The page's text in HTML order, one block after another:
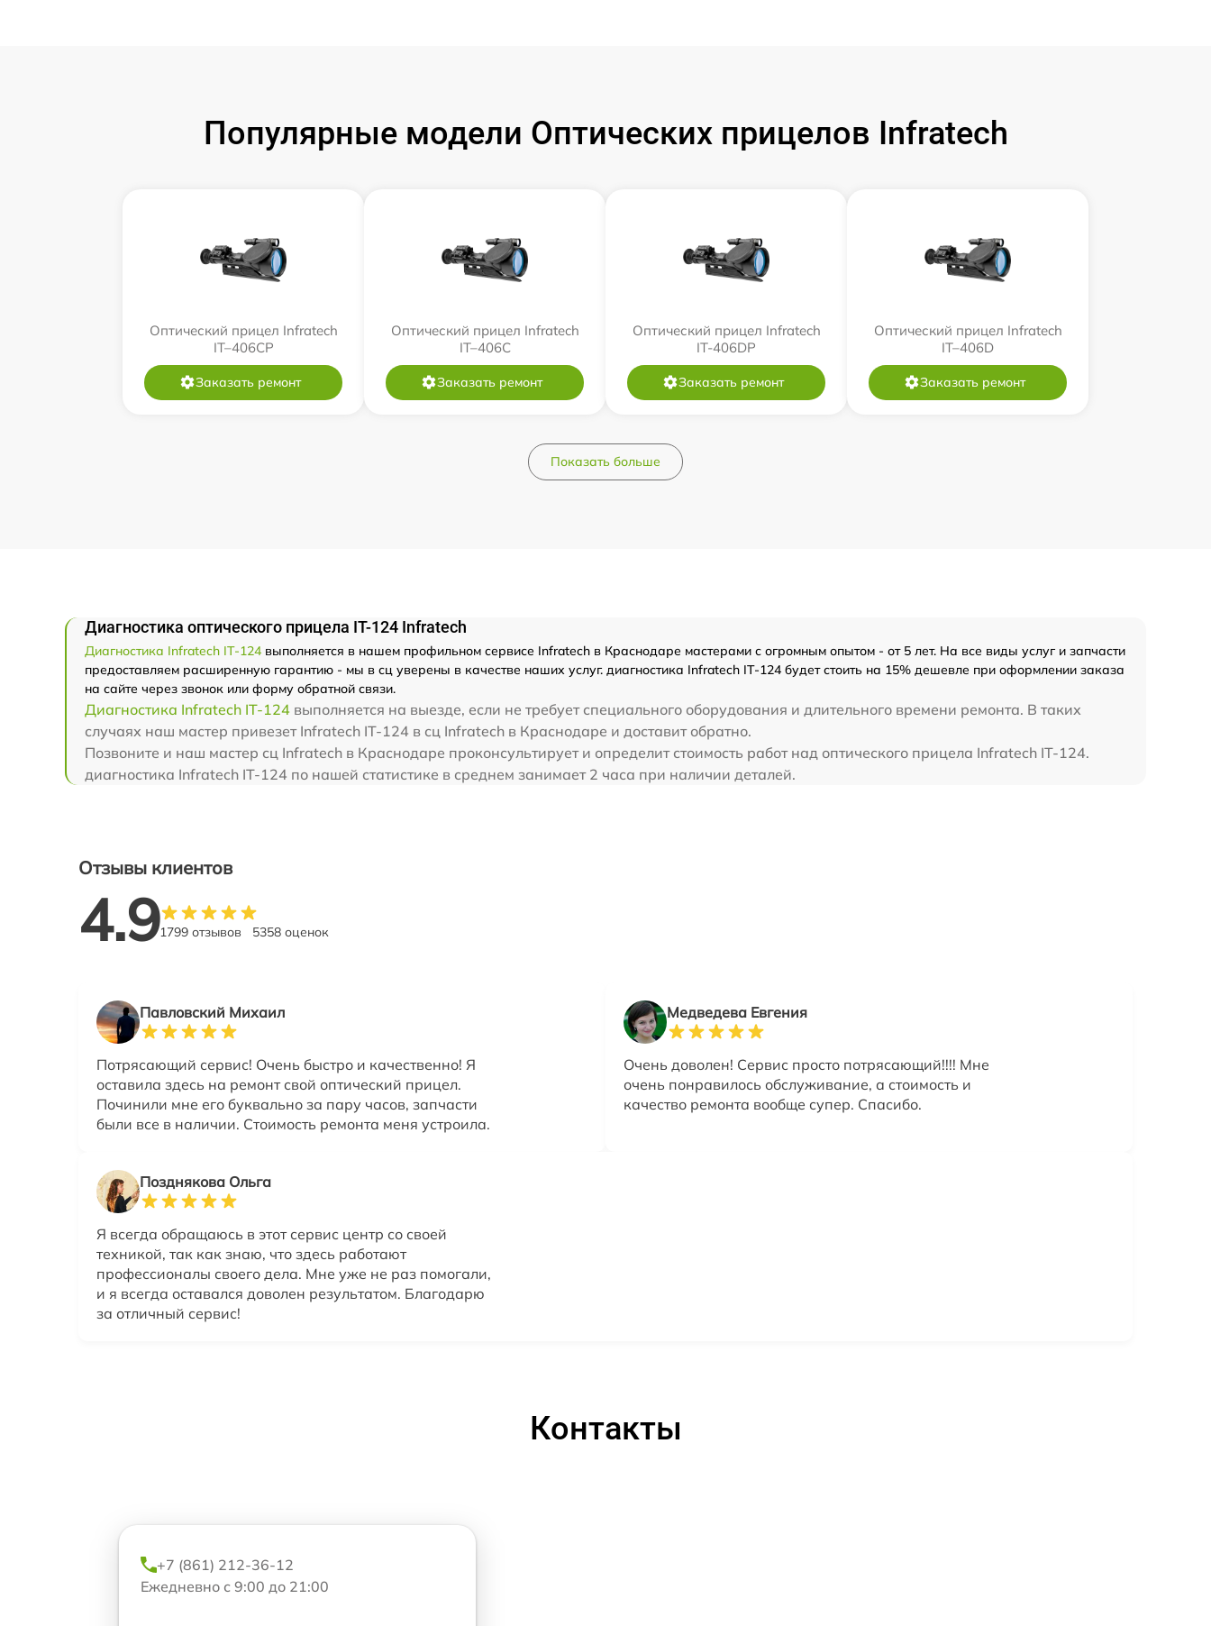
Популярные модели Оптических прицелов Infratech
Оптический прицел Infratech
IT–406СP
Заказать ремонт
Оптический прицел Infratech
IT–406С
Заказать ремонт
Оптический прицел Infratech
IT-406DP
Заказать ремонт
Оптический прицел Infratech
IT–406D
Заказать ремонт
Показать больше
Диагностика оптического прицела IT-124 Infratech
Диагностика Infratech IT-124 выполняется в нашем профильном сервисе Infratech в Краснодаре мастерами с огромным опытом - от 5 лет. На все виды услуг и запчасти
предоставляем расширенную гарантию - мы в сц уверены в качестве наших услуг. диагностика Infratech IT-124 будет стоить на 15% дешевле при оформлении заказа
на сайте через звонок или форму обратной связи.
Диагностика Infratech IT-124 выполняется на выезде, если не требует специального оборудования и длительного времени ремонта. В таких
случаях наш мастер привезет Infratech IT-124 в сц Infratech в Краснодаре и доставит обратно.
Позвоните и наш мастер сц Infratech в Краснодаре проконсультирует и определит стоимость работ над оптического прицела Infratech IT-124.
диагностика Infratech IT-124 по нашей статистике в среднем занимает 2 часа при наличии деталей.
Отзывы клиентов
4.91799 отзывов 5358 оценок
Павловский Михаил
Потрясающий сервис! Очень быстро и качественно! Я
оставила здесь на ремонт свой оптический прицел.
Починили мне его буквально за пару часов, запчасти
были все в наличии. Стоимость ремонта меня устроила.
Медведева Евгения
Очень доволен! Сервис просто потрясающий!!!! Мне
очень понравилось обслуживание, а стоимость и
качество ремонта вообще супер. Спасибо.
Позднякова Ольга
Я всегда обращаюсь в этот сервис центр со своей
техникой, так как знаю, что здесь работают
профессионалы своего дела. Мне уже не раз помогали,
и я всегда оставался доволен результатом. Благодарю
за отличный сервис!
Контакты
+7 (861) 212-36-12
Ежедневно с 9:00 до 21:00